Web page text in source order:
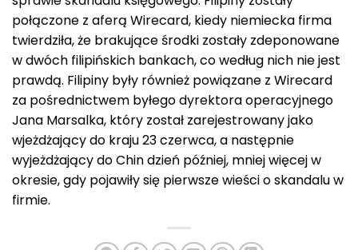
połączone z aferą Wirecard, kiedy niemiecka firma
twierdziła, że brakujące środki zostały zdeponowane
w dwóch filipińskich bankach, co według nich nie jest
prawdą. Filipiny były również powiązane z Wirecard
za pośrednictwem byłego dyrektora operacyjnego
Jana Marsalka, który został zarejestrowany jako
wjeżdżający do kraju 23 czerwca, a następnie
wyjeżdżający do Chin dzień później, mniej więcej w
okresie, gdy pojawiły się pierwsze wieści o skandalu w
firmie.